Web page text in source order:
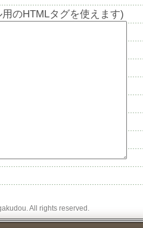
のHTMLタグを使えます)
All rights reserved.